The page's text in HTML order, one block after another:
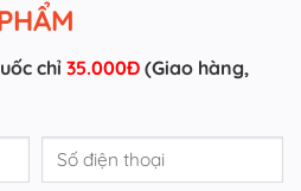
chỉ 35.000Đ(Giao hàng,